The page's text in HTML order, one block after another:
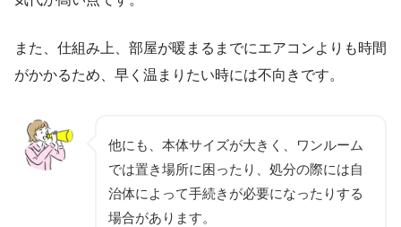
また、仕組み上、部屋が暖まるまでにエアコンよりも時間
がかかるため、早く温まりたい時には不向きです。
他にも、本体サイズが大きく、ワンルーム
では置き場所に困ったり、処分の際には自
治体によって手続きが必要になったりする
場合があります。